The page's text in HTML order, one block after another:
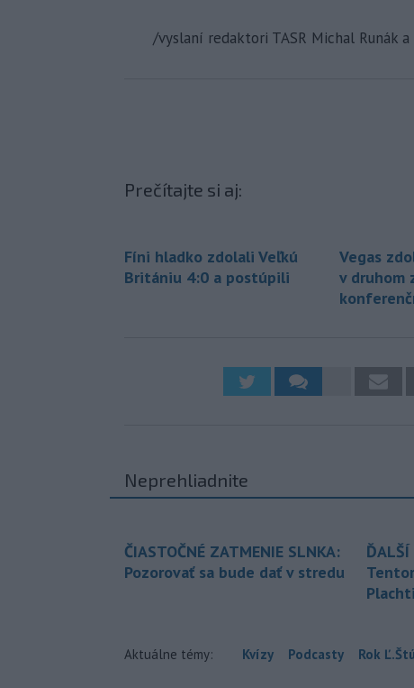
/vyslaní redaktori TASR Michal Runák
Prečítajte si aj:
Fíni hladko zdolali Veľkú
Britániu 4:0 a postúpili
Vegas
v druhom
Neprehliadnite
ČIASTOČNÉ ZATMENIE SLNKA:
Pozorovať sa bude dať v stredu
ĎALŠÍ
Aktuálne témy: Kvízy Podcasty Rok